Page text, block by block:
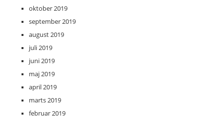
oktober 2019
september 2019
august 2019
juli 2019
juni 2019
maj 2019
april 2019
marts 2019
februar 2019